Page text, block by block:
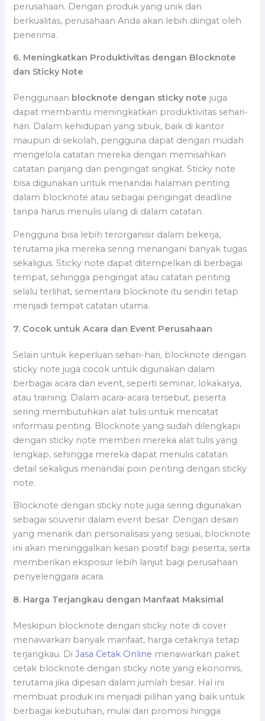
perusahaan. Dengan produk yang unik dan
berkualitas, perusahaan Anda akan lebih diingat oleh
penerima.
6. Meningkatkan Produktivitas dengan Blocknote
dan Sticky Note
Penggunaan blocknote dengan sticky note juga
dapat membantu meningkatkan produktivitas sehari-
hari. Dalam kehidupan yang sibuk, baik di kantor
maupun di sekolah, pengguna dapat dengan mudah
mengelola catatan mereka dengan memisahkan
catatan panjang dari pengingat singkat. Sticky note
bisa digunakan untuk menandai halaman penting
dalam blocknote atau sebagai pengingat deadline
tanpa harus menulis ulang di dalam catatan.
Pengguna bisa lebih terorganisir dalam bekerja,
terutama jika mereka sering menangani banyak tugas
sekaligus. Sticky note dapat ditempelkan di berbagai
tempat, sehingga pengingat atau catatan penting
selalu terlihat, sementara blocknote itu sendiri tetap
menjadi tempat catatan utama.
7. Cocok untuk Acara dan Event Perusahaan
Selain untuk keperluan sehari-hari, blocknote dengan
sticky note juga cocok untuk digunakan dalam
berbagai acara dan event, seperti seminar, lokakarya,
atau training. Dalam acara-acara tersebut, peserta
sering membutuhkan alat tulis untuk mencatat
informasi penting. Blocknote yang sudah dilengkapi
dengan sticky note memberi mereka alat tulis yang
lengkap, sehingga mereka dapat menulis catatan
detail sekaligus menandai poin penting dengan sticky
note.
Blocknote dengan sticky note juga sering digunakan
sebagai souvenir dalam event besar. Dengan desain
yang menarik dan personalisasi yang sesuai, blocknote
ini akan meninggalkan kesan positif bagi peserta, serta
memberikan eksposur lebih lanjut bagi perusahaan
penyelenggara acara.
8. Harga Terjangkau dengan Manfaat Maksimal
Meskipun blocknote dengan sticky note di cover
menawarkan banyak manfaat, harga cetaknya tetap
terjangkau. DiJasa Cetak Online menawarkan paket
cetak blocknote dengan sticky note yang ekonomis,
terutama jika dipesan dalam jumlah besar. Hal ini
membuat produk ini menjadi pilihan yang baik untuk
berbagai kebutuhan, mulai dari promosi hingga